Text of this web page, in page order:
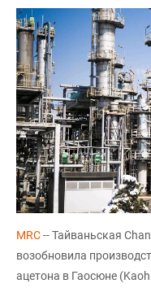
MRC-- Тайваньская
возобновила
ацетона в Гаосюне